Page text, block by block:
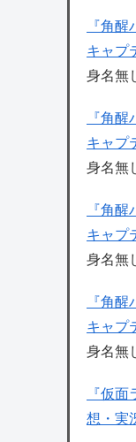
『角
キャプ
身名無
『角
キャプ
身名無
『角
キャプ
身名無
『角
キャプ
身名無
『仮
想・実